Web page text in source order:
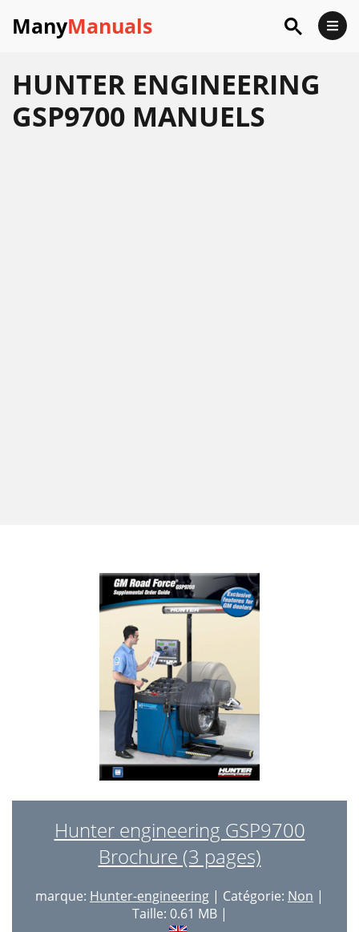
ManyManuals
HUNTER ENGINEERING
GSP9700 MANUELS
Hunter engineering GSP9700
Brochure (3 pages)
marque: Hunter-engineering | Catégorie: Non |
Taille: 0.61 MB |